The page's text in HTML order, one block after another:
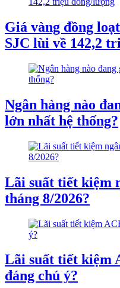
Giá vàng đồng
SJC lùi về 142,2
Ngân hàng nào
lớn nhất hệ thống?
Lãi suất tiết kiệm
tháng 8/2026?
Lãi suất tiết kiệm
đáng chú ý?